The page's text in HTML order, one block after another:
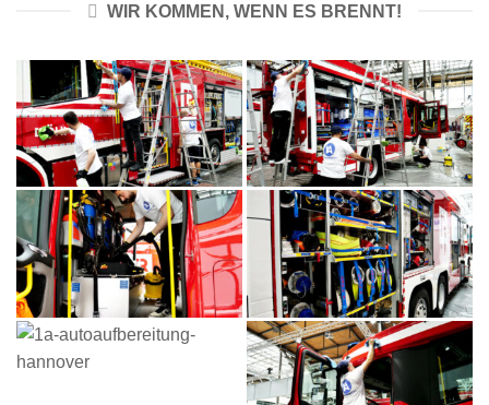
WIR KOMMEN, WENN ES BRENNT!